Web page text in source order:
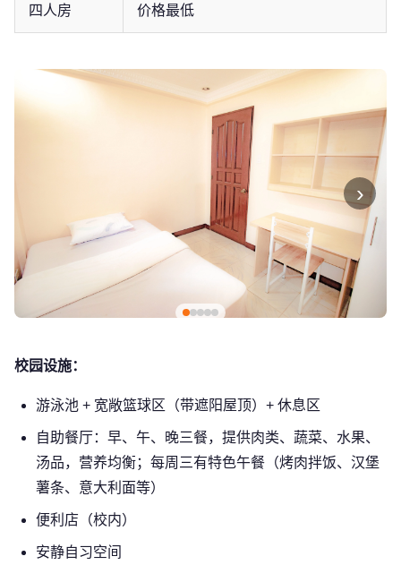
四人房 价格最低
›
校园设施：
游泳池 + 宽敞篮球区（带遮阳屋顶）+ 休息区
自助餐厅：早、午、晚三餐，提供肉类、蔬菜、水果、
汤品，营养均衡；每周三有特色午餐（烤肉拌饭、汉堡
薯条、意大利面等）
便利店（校内）
安静自习空间